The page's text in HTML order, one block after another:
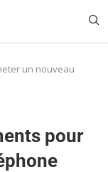
un nouveau
pour